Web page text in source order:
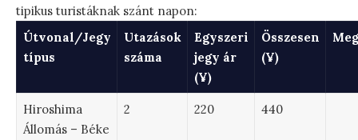
tipikus turistáknak szánt napon:
Útvonal/Jegy
típus
Utazások
száma
Egyszeri
jegy ár
(¥)
Összesen
(¥)
Hiroshima
Állomás – Béke
2 220 440